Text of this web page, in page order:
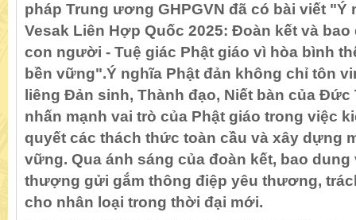
pháp Trung ương GHPGVN đã có bài viết "Ý
Vesak Liên Hợp Quốc 2025: Đoàn kết và
con người - Tuệ giác Phật giáo vì hòa bình
bền vững".Ý nghĩa Phật đản không chỉ tôn
liêng Đản sinh, Thành đạo, Niết bàn của Đức
nhấn mạnh vai trò của Phật giáo trong việc
quyết các thách thức toàn cầu và xây dựng
vững. Qua ánh sáng của đoàn kết, bao dung
thượng gửi gắm thông điệp yêu thương,
cho nhân loại trong thời đại mới.